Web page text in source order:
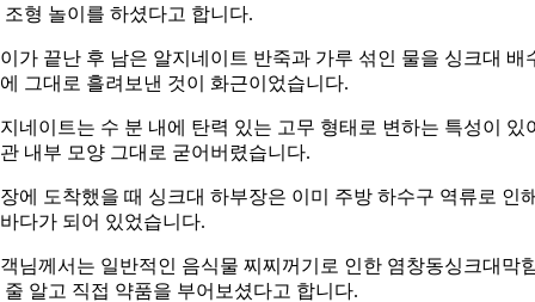
조형 놀이를 하셨다고 합니다.
가 끝난 후 남은 알지네이트 반죽과 가루 섞인 물을 싱크대 배
그대로 흘려보낸 것이 화근이었습니다.
네이트는 수 분 내에 탄력 있는 고무 형태로 변하는 특성이 있
내부 모양 그대로 굳어버렸습니다.
에 도착했을 때 싱크대 하부장은 이미 주방 하수구 역류로 인
다가 되어 있었습니다.
님께서는 일반적인 음식물 찌찌꺼기로 인한 염창동싱크대막
줄 알고 직접 약품을 부어보셨다고 합니다.